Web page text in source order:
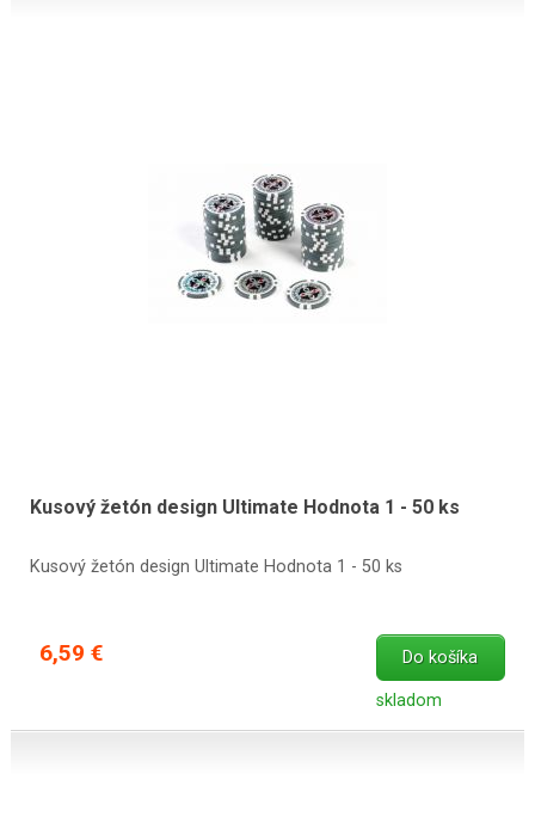
Kusový žetón design Ultimate Hodnota 1 - 50 ks
Kusový žetón design Ultimate Hodnota 1 - 50 ks
6,59 € Do košíka
skladom